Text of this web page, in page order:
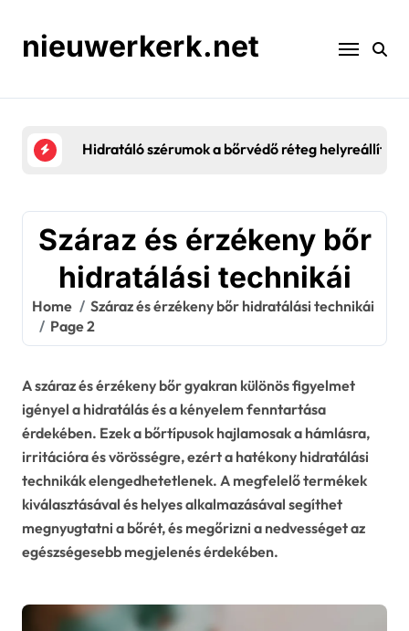
contentnieuwerkerk.net
Mikrobiom és Bőrbarrier: Egyensúly,
Száraz és érzékeny bőr
hidratálási technikái
Home
Száraz és érzékeny bőr hidratálási technikái
Page 2
A száraz és érzékeny bőr gyakran különös figyelmet
igényel a hidratálás és a kényelem fenntartása
érdekében. Ezek a bőrtípusok hajlamosak a hámlásra,
irritációra és vörösségre, ezért a hatékony hidratálási
technikák elengedhetetlenek. A megfelelő termékek
kiválasztásával és helyes alkalmazásával segíthet
megnyugtatni a bőrét, és megőrizni a nedvességet az
egészségesebb megjelenés érdekében.